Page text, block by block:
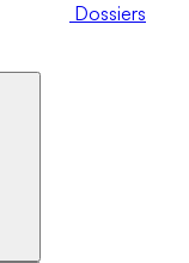
Dossiers